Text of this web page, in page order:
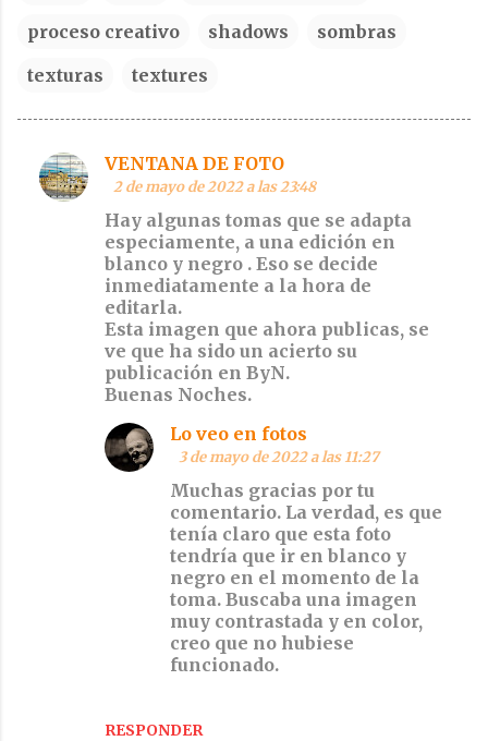
proceso creativo
shadows
sombras
texturas
textures
C
VENTANA DE FOTO
2 de mayo de 2022 a las 23:48
Hay algunas tomas que se adapta
especiamente, a una edición en
blanco y negro . Eso se decide
inmediatamente a la hora de
editarla.
Esta imagen que ahora publicas, se
ve que ha sido un acierto su
publicación en ByN.
Buenas Noches.
RESPONDER
Lo veo en fotos
3 de mayo de 2022 a las 11:27
Muchas gracias por tu
comentario. La verdad, es que
tenía claro que esta foto
tendría que ir en blanco y
negro en el momento de la
toma. Buscaba una imagen
muy contrastada y en color,
creo que no hubiese
funcionado.